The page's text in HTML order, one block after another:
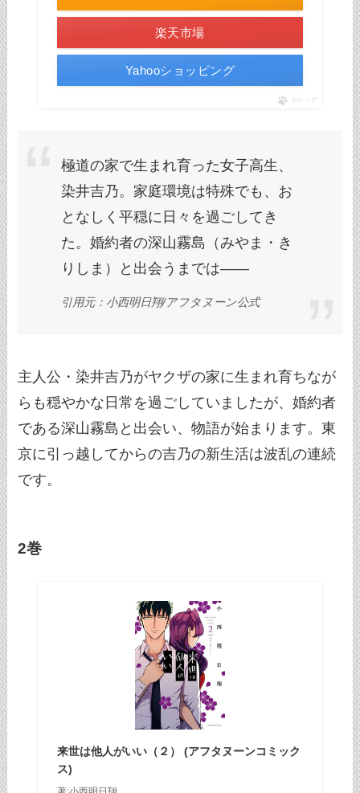
楽天市場
Yahooショッピング
ポチップ
極道の家で生まれ育った女子高生、
染井吉乃。家庭環境は特殊でも、お
となしく平穏に日々を過ごしてき
た。婚約者の深山霧島（みやま・き
りしま）と出会うまでは――
引用元：小西明日翔/アフタヌーン公式
主人公・染井吉乃がヤクザの家に生まれ育ちなが
らも穏やかな日常を過ごしていましたが、婚約者
である深山霧島と出会い、物語が始まります。東
京に引っ越してからの吉乃の新生活は波乱の連続
です。
2巻
来世は他人がいい（２） (アフタヌーンコミック
ス)